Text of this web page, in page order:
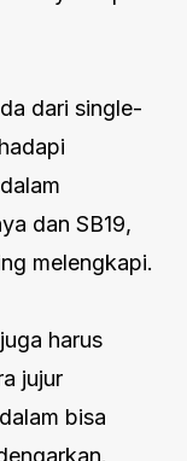
dari single-
dan SB19,
melengkapi.
harus
jujur
bisa